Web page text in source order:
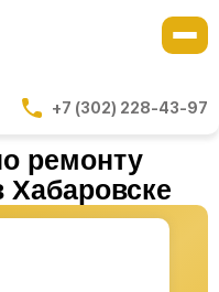
+7 (302) 228-43-97
ремонту
Хабаровске